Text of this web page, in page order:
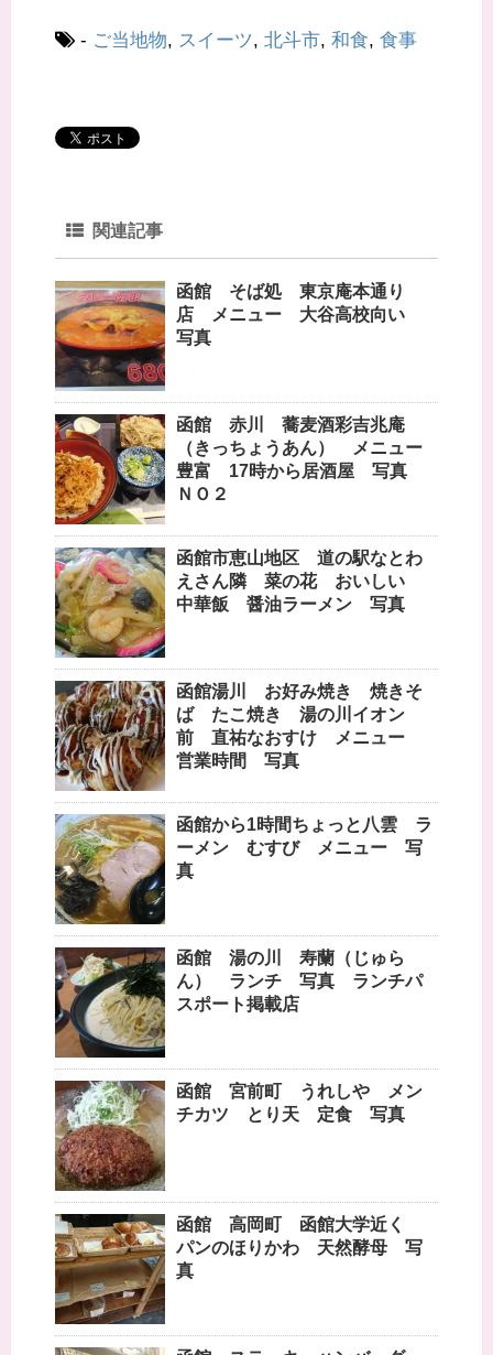
ま
す
い
ウ
- ご当地物, スイーツ, 北斗市, 和食, 食事
関連記事
函館 そば処 東京庵本通り
店 メニュー 大谷高校向い
写真
函館 赤川 蕎麦酒彩吉兆庵
（きっちょうあん） メニュー
豊富 17時から居酒屋 写真
ＮＯ２
函館市恵山地区 道の駅なとわ
えさん隣 菜の花 おいしい
中華飯 醤油ラーメン 写真
函館湯川 お好み焼き 焼きそ
ば たこ焼き 湯の川イオン
前 直祐なおすけ メニュー
営業時間 写真
函館から1時間ちょっと八雲 ラ
ーメン むすび メニュー 写
真
函館 湯の川 寿蘭（じゅら
ん） ランチ 写真 ランチパ
スポート掲載店
函館 宮前町 うれしや メン
チカツ とり天 定食 写真
函館 高岡町 函館大学近く
パンのほりかわ 天然酵母 写
真